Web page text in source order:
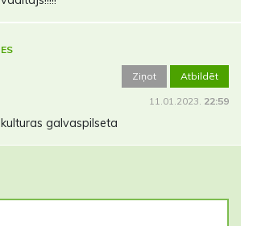
ES
Ziņot Atbildēt
11.01.2023. 22:59
kulturas galvaspilseta